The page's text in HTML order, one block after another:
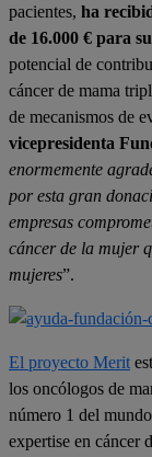
pacientes, ha
de 16.000 € para
potencial de
cáncer de mama
de mecanismos de
vicepresidenta
enormemente
por esta gran
empresas
cáncer de la mujer
mujeres”.
El proyecto Merit
los oncólogos de
número 1 del
expertise en cáncer